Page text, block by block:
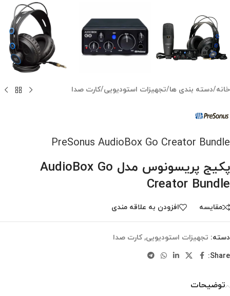
خانه/دسته بندی ها/تجهیزات استودیویی/کارت صدا
PreSonus AudioBox Go Creator Bundle
پکیج پریسونوس مدل AudioBox Go
Creator Bundle
مقایسه افزودن به علاقه مندی
دسته: تجهیزات استودیویی, کارت صدا
Share:
توضیحات